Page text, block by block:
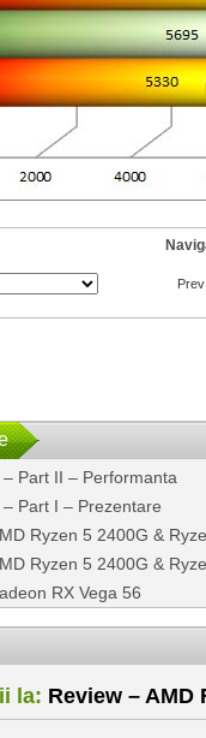
Prev
Part II – Performanta
Part I – Prezentare
Ryzen 5 2400G &
Ryzen 5 2400G &
RX Vega 56
la: Review – AMD